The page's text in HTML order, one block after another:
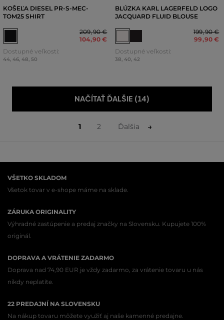
KOŠEĽA DIESEL PR-S-MEC-
TOM25 SHIRT
209,90 €
104,90 €
Dostupné veľkosti:
44, 46, 48, 50
BLÚZKA KARL LAGERFELD LOGO
JACQUARD FLUID BLOUSE
199,90 €
99,90 €
Dostupné veľkosti:
38, 40, 42
NAČÍTAŤ ĎALŠIE (14)
1 2 Ďalšia
VŠETKO SKLADOM
Všetok tovar v e-shope máme na sklade.
ZÁRUKA ORIGINALITY
Výhradné zastúpenie a predaj značky na Slovensku. Kupujete 100%
originál.
DOPRAVA A VRÁTENIE ZADARMO
Doprava nad 74,90 EUR je vždy zadarmo, za vrátenie tovaru u nás
nikdy neplatíte.
22 PREDAJNÍ NA SLOVENSKU
Na nákup tovaru môžete využiť aj naše kamenné predajne.